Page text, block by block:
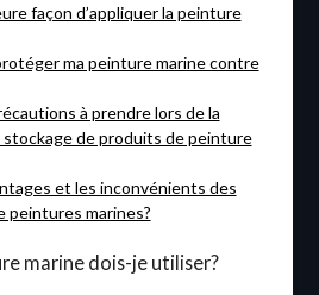
façon d’appliquer la peinture
ma peinture marine contre
à prendre lors de la
de produits de peinture
et les inconvénients des
marines?
marine dois-je utiliser?